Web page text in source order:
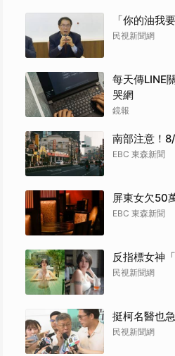
「你的油我
民視新聞網
每天傳LINE
哭網
鏡報
南部注意！
EBC 東森新聞
屏東女欠50
EBC 東森新聞
反指標女神
民視新聞網
挺柯名醫也
民視新聞網